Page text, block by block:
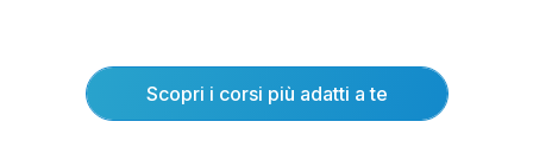
Scopri i corsi più adatti a te